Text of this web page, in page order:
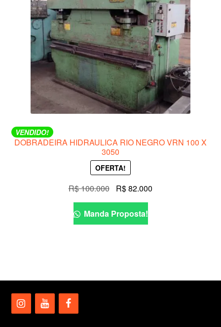
VENDIDO!
DOBRADEIRA HIDRAULICA RIO NEGRO VRN 100 X
3050
OFERTA!
R$100.000
O
preço
original
era:
R$82.000
Manda Proposta!